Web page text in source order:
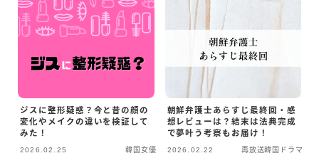
ジスに整形疑惑？今と昔の顔の
変化やメイクの違いを検証して
みた！
2026.02.25 韓国女優
朝鮮弁護士あらすじ最終回・感
想レビューは？結末は法典完成
で夢叶う考察もお届け！
2026.02.22 再放送韓国ドラマ